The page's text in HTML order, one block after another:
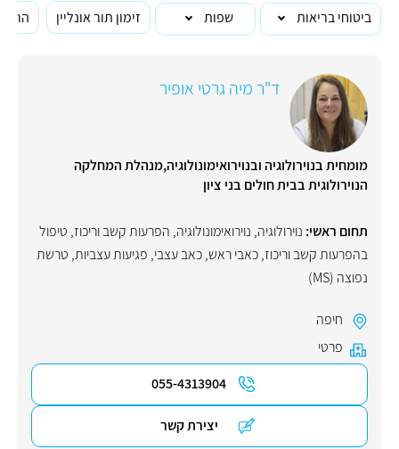
ביטוחי בריאות שפות זימון תור אונליין
ד"ר מיה גרטי אופיר
מומחית בנוירולוגיה ובנוירואימונולוגיה,מנהלת המחלקה
הנוירולוגית בבית חולים בני ציון
תחום ראשי: נוירולוגיה, נוירואימונולוגיה, הפרעות קשב וריכוז, טיפול
בהפרעות קשב וריכוז,כאבי ראש,כאב עצבי, פגיעות עצביות, טרשת
נפוצה (MS)
חיפה
פרטי
055-4313904
יצירת קשר